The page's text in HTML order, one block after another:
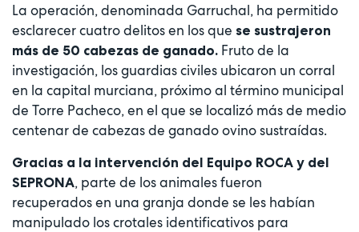
La operación, denominada Garruchal, ha permitido
esclarecer cuatro delitos en los que se sustrajeron
más de 50 cabezas de ganado. Fruto de la
investigación, los guardias civiles ubicaron un corral
en la capital murciana, próximo al término municipal
de Torre Pacheco, en el que se localizó más de medio
centenar de cabezas de ganado ovino sustraídas.
Gracias a la intervención del Equipo ROCA y del
SEPRONA, parte de los animales fueron
recuperados en una granja donde se les habían
manipulado los crotales identificativos para